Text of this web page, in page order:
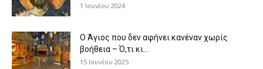
1 Ιουνίου 2024
Ο Άγιος που δεν αφήνει κανέναν χωρίς
βοήθεια – Ό,τι κι...
15 Ιουνίου 2025